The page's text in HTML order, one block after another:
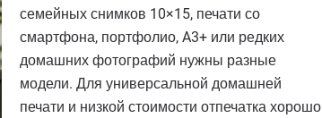
семейных снимков 10×15, печати со
смартфона, портфолио, A3+ или редких
домашних фотографий нужны разные
модели. Для универсальной домашней
печати и низкой стоимости отпечатка хорошо